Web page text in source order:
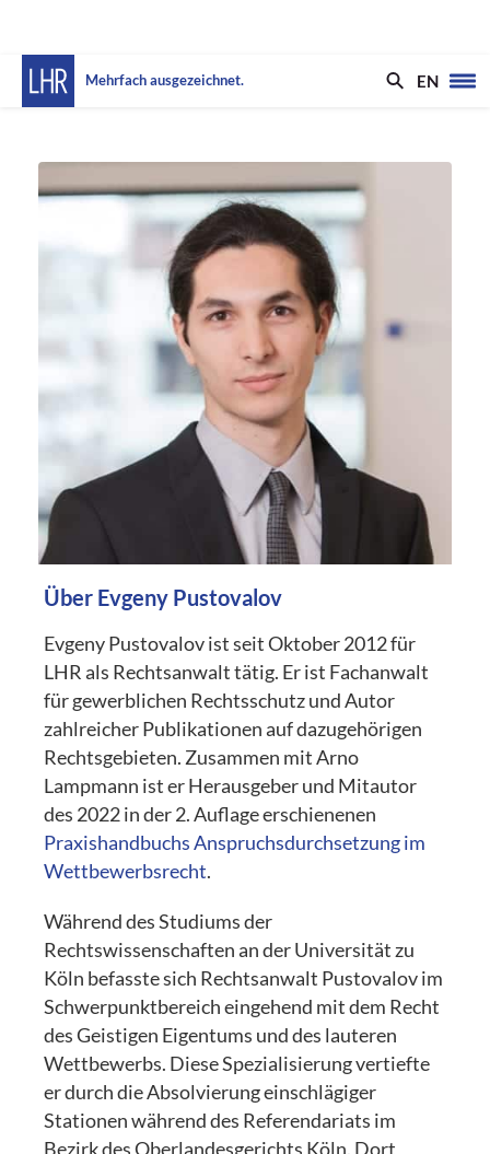
Mehrfach ausgezeichnet. EN
Über Evgeny Pustovalov
Evgeny Pustovalov ist seit Oktober 2012 für
LHRals Rechtsanwalt tätig. Er ist Fachanwalt
für gewerblichen Rechtsschutz und Autor
zahlreicher Publikationen auf dazugehörigen
Rechtsgebieten. Zusammen mit Arno
Lampmann ist er Herausgeber und Mitautor
des 2022 in der 2. Auflage erschienenen
Praxishandbuchs Anspruchsdurchsetzung im
Wettbewerbsrecht.
Während des Studiums der
Rechtswissenschaften an der Universität zu
Köln befasste sich Rechtsanwalt Pustovalov im
Schwerpunktbereich eingehend mit dem Recht
des Geistigen Eigentums und des lauteren
Wettbewerbs. Diese Spezialisierung vertiefte
er durch die Absolvierung einschlägiger
Stationen während des Referendariats im